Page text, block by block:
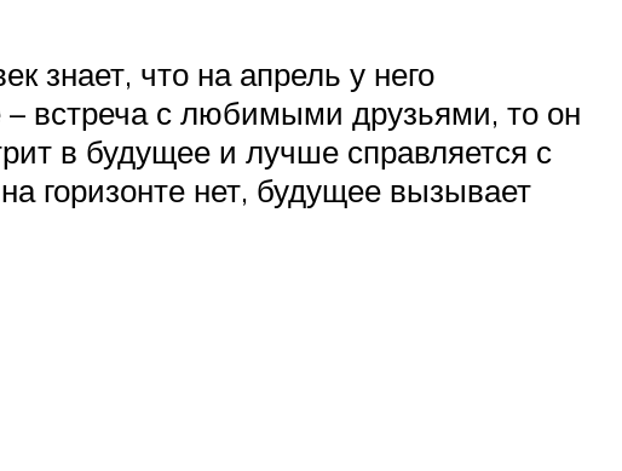
знает, что на апрель у него
встреча с любимыми друзьями, то он
в будущее и лучше справляется с
горизонте нет, будущее вызывает